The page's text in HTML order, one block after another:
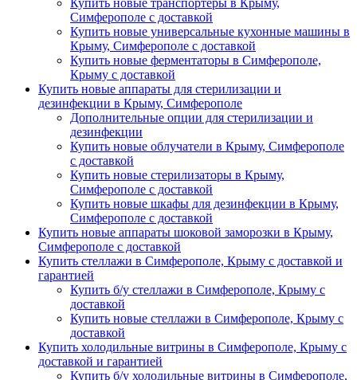
Купить новые транспортеры в Крыму,
Симферополе с доставкой
Купить новые универсальные кухонные машины в
Крыму, Симферополе с доставкой
Купить новые ферментаторы в Симферополе,
Крыму с доставкой
Купить новые аппараты для стерилизации и
дезинфекции в Крыму, Симферополе
Дополнительные опции для стерилизации и
дезинфекции
Купить новые облучатели в Крыму, Симферополе
с доставкой
Купить новые стерилизаторы в Крыму,
Симферополе с доставкой
Купить новые шкафы для дезинфекции в Крыму,
Симферополе с доставкой
Купить новые аппараты шоковой заморозки в Крыму,
Симферополе с доставкой
Купить стеллажи в Симферополе, Крыму с доставкой и
гарантией
Купить б/у стеллажи в Симферополе, Крыму с
доставкой
Купить новые стеллажи в Симферополе, Крыму с
доставкой
Купить холодильные витрины в Симферополе, Крыму с
доставкой и гарантией
Купить б/у холодильные витрины в Симферополе,